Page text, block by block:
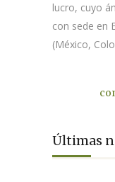
lucro, cuyo
con sede en
(México,
Últimas